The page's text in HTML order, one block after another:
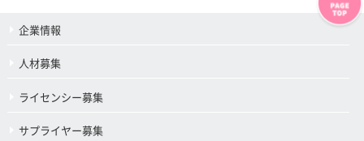
企業情報
人材募集
ライセンシー募集
サプライヤー募集